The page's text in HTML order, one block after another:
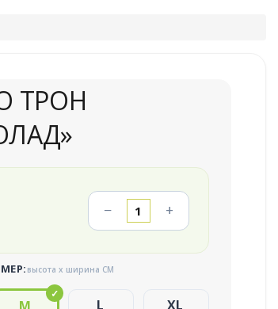
ТРОН
− +
высота x ширина СМ